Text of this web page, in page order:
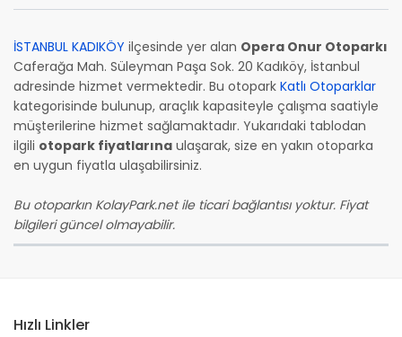
İSTANBUL KADIKÖY ilçesinde yer alan Opera Onur Otoparkı
Caferağa Mah. Süleyman Paşa Sok. 20 Kadıköy, İstanbul
adresinde hizmet vermektedir. Bu otopark Katlı Otoparklar
kategorisinde bulunup, araçlık kapasiteyle çalışma saatiyle
müşterilerine hizmet sağlamaktadır. Yukarıdaki tablodan
ilgili otopark fiyatlarına ulaşarak, size en yakın otoparka
en uygun fiyatla ulaşabilirsiniz.
Bu otoparkın KolayPark.net ile ticari bağlantısı yoktur. Fiyat
bilgileri güncel olmayabilir.
Hızlı Linkler